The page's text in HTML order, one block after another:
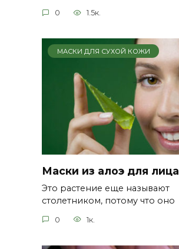
0 1.5к.
МАСКИ ДЛЯ СУХОЙ КОЖИ
Маски из алоэ для лица
Это растение еще называют
столетником, потому что оно
0 1к.